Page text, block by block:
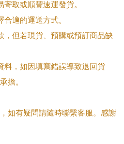
取或順豐速運發貨。
適的運送方式。
，但若現貨、預購或預訂商品缺
料，如因填寫錯誤導致退回貨
擔。
如有疑問請隨時聯繫客服。感謝